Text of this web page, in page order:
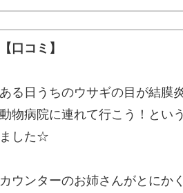
【口コミ】
ある日うちのウサギの目が結膜
動物病院に連れて行こう！とい
ました☆
カウンターのお姉さんがとにか